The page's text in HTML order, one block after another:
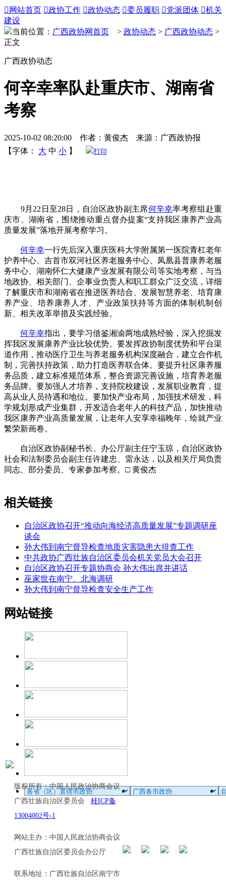
 网站首页 政协工作 政协动态 委员履职 党派团体 机关
建设
当前位置： 广西政协网首页 > 政协动态 > 广西政协动态 >
正文
广西政协动态
何辛幸率队赴重庆市、湖南省
考察
2025-10-02 08:20:00 作者：黄俊杰 来源：广西政协报
【字体：
大 中 小 】 打印
9月22日至28日，自治区政协副主席何辛幸率考察组赴重
庆市、湖南省，围绕推动重点督办提案“支持我区康养产业高
质量发展”落地开展考察学习。
何辛幸一行先后深入重庆医科大学附属第一医院青杠老年
护养中心、吉首市双河社区养老服务中心、凤凰县普康养老服
务中心、湖南怀仁大健康产业发展有限公司等实地考察，与当
地政协、相关部门、企事业负责人和职工群众广泛交流，详细
了解重庆市和湖南省在推进医养结合、发展智慧养老、培育康
养产业、培养康养人才、产业政策扶持等方面的体制机制创
新、相关改革举措及实践经验。
何辛幸指出，要学习借鉴湘渝两地成熟经验，深入挖掘发
挥我区发展康养产业比较优势。要发挥政协制度优势和平台渠
道作用，推动医疗卫生与养老服务机构深度融合，建立合作机
制，完善扶持政策，助力打造医养联合体。要提升社区康养服
务品质，建立标准规范体系，整合资源完善设施，培育养老服
务品牌。要加强人才培养，支持院校建设，发展职业教育，提
高从业人员待遇和地位。要加快产业布局，加强技术研发，科
学规划形成产业集群，开发适合老年人的科技产品，加快推动
我区康养产业高质量发展，让老年人安享幸福晚年，绘就产业
繁荣新画卷。
自治区政协副秘书长、办公厅副主任宁玉琼，自治区政协
社会和法制委员会副主任许建忠、雷永达，以及相关厅局负责
同志、部分委员、专家参加考察。□ 黄俊杰
相关链接
自治区政协召开“推动向海经济高质量发展”专题调研座
谈会
孙大伟到南宁督导检查地质灾害隐患大排查工作
中共政协广西壮族自治区委员会机关党员大会召开
自治区政协召开专题协商会 孙大伟出席并讲话
巫家世在南宁、北海调研
孙大伟到南宁督导检查安全生产工作
网站链接
版权所有：中国人民政治协商会议
广西壮族自治区委员会 桂ICP备
13004002号-1
网站主办：中国人民政治协商会议
广西壮族自治区委员会办公厅
联系地址：广西壮族自治区南宁市